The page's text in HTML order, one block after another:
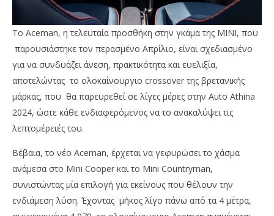
Το Aceman, η τελευταία προσθήκη στην γκάμα της MINI, που
παρουσιάστηκε τον περασμένο Απρίλιο, είναι σχεδιασμένο
για να συνδυάζει άνεση, πρακτικότητα και ευελιξία,
αποτελώντας το ολοκαίνουργιο crossover της βρετανικής
μάρκας, που θα παρευρεθεί σε λίγες μέρες στην Auto Athina
2024, ώστε κάθε ενδιαφερόμενος να το ανακαλύψει τις
λεπτομέρειές του.
Βέβαια, το νέο Aceman, έρχεται να γεφυρώσει το χάσμα
ανάμεσα στο Mini Cooper και το Mini Countryman,
συνιστώντας μία επιλογή για εκείνους που θέλουν την
ενδιάμεση λύση. Έχοντας μήκος λίγο πάνω από τα 4 μέτρα,